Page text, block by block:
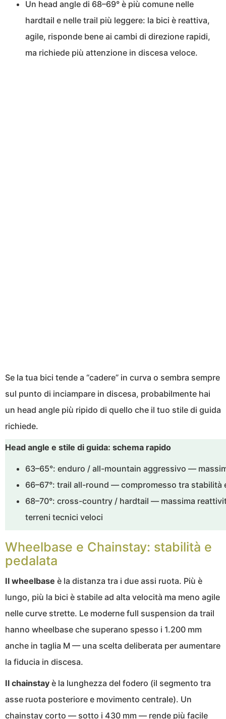
Un head angle di 68–69° è più comune nelle
hardtail e nelle trail più leggere: la bici è reattiva,
agile, risponde bene ai cambi di direzione rapidi,
ma richiede più attenzione in discesa veloce.
Se la tua bici tende a “cadere” in curva o sembra sempre
sul punto di inciampare in discesa, probabilmente hai
un head angle più ripido di quello che il tuo stile di guida
richiede.
Head angle e stile di guida: schema rapido
63–65°: enduro / all-mountain aggressivo —
66–67°: trail all-round — compromesso tra stabilità
68–70°: cross-country / hardtail — massima
terreni tecnici veloci
Wheelbase e Chainstay: stabilità e
pedalata
Il wheelbase è la distanza tra i due assi ruota. Più è
lungo, più la bici è stabile ad alta velocità ma meno agile
nelle curve strette. Le moderne full suspension da trail
hanno wheelbase che superano spesso i 1.200 mm
anche in taglia M — una scelta deliberata per aumentare
la fiducia in discesa.
Il chainstay è la lunghezza del fodero (il segmento tra
asse ruota posteriore e movimento centrale). Un
chainstay corto — sotto i 430 mm — rende più facile